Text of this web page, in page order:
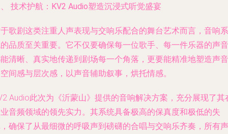
技术护航：KV2 Audio塑造沉浸式听觉盛宴
歌剧这类注重人声表现与交响乐配合的舞台艺术而言，音响系
品质至关重要。它不仅要确保每一位歌手、每一件乐器的声音
清晰、真实地传递到剧场每一个角落，更要能精准地塑造声音
间感与层次感，以声音辅助叙事，烘托情感。
Audio此次为《沂蒙山》提供的音响解决方案，充分展现了其
音频领域的领先实力。其系统具备极高的保真度和极低的失
确保了从最细微的呼吸声到磅礴的合唱与交响乐齐奏，所有声